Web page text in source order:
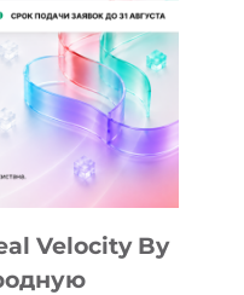
Velocity By